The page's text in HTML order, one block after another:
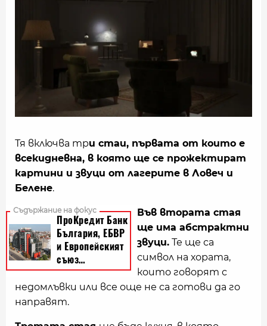
Тя включва три стаи, първата от които е
всекидневна, в която ще се прожектират
картини и звуци от лагерите в Ловеч и
Белене.
Във втората стая
ще има абстрактни
звуци. Те ще са
символ на хората,
които говорят с
недомлъвки или все още не са готови да го
направят.